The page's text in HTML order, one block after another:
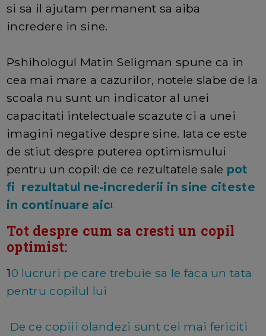
si sa il ajutam permanent sa aiba
incredere in sine.
Pshihologul Matin Seligman spune ca in
cea mai mare a cazurilor, notele slabe de la
scoala nu sunt un indicator al unei
capacitati intelectuale scazute ci a unei
imagini negative despre sine. Iata ce este
de stiut despre puterea optimismului
pentru un copil: de ce rezultatele sale pot
fi rezultatul ne-increderii in sine citeste
in continuare aici.
Tot despre cum sa cresti un copil
optimist:
10 lucruri pe care trebuie sa le faca un tata
pentru copilul lui
De ce copiii olandezi sunt cei mai fericiti